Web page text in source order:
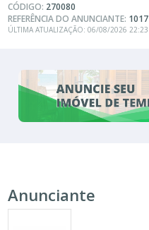
CÓDIGO: 270080
REFERÊNCIA DO ANUNCIANTE: 1017
ÚLTIMA ATUALIZAÇÃO: 06/08/2026 22:23
Anunciante